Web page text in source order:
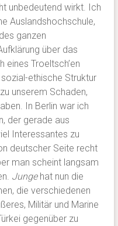
unbedeutend wirkt. Ich
Auslandshochschule,
ganzen
über das
eines Troeltsch’en
ethische Struktur
unserem Schaden,
In Berlin war ich
der gerade aus
Interessantes zu
deutscher Seite recht
man scheint langsam
Jungehat nun die
die verschiedenen
Militär und Marine
gegenüber zu